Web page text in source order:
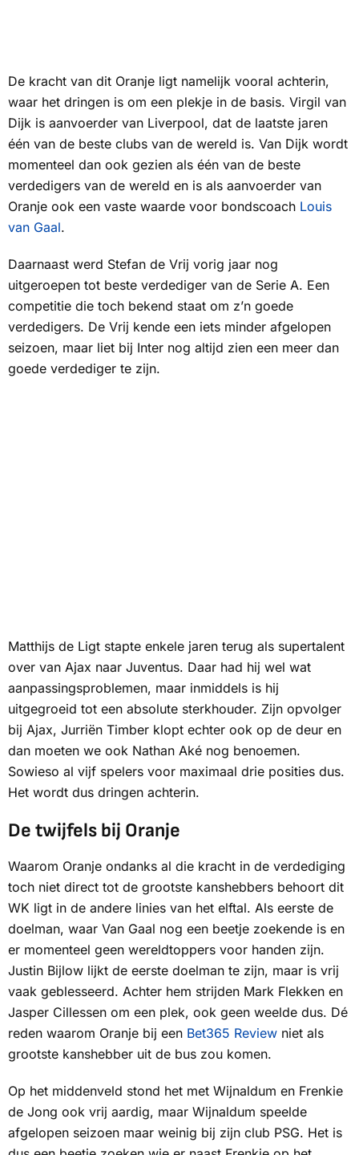
De kracht van dit Oranje ligt namelijk vooral achterin,
waar het dringen is om een plekje in de basis. Virgil van
Dijk is aanvoerder van Liverpool, dat de laatste jaren
één van de beste clubs van de wereld is. Van Dijk wordt
momenteel dan ook gezien als één van de beste
verdedigers van de wereld en is als aanvoerder van
Oranje ook een vaste waarde voor bondscoach Louis
van Gaal.
Daarnaast werd Stefan de Vrij vorig jaar nog
uitgeroepen tot beste verdediger van de Serie A. Een
competitie die toch bekend staat om z’n goede
verdedigers. De Vrij kende een iets minder afgelopen
seizoen, maar liet bij Inter nog altijd zien een meer dan
goede verdediger te zijn.
Matthijs de Ligt stapte enkele jaren terug als supertalent
over van Ajax naar Juventus. Daar had hij wel wat
aanpassingsproblemen, maar inmiddels is hij
uitgegroeid tot een absolute sterkhouder. Zijn opvolger
bij Ajax, Jurriën Timber klopt echter ook op de deur en
dan moeten we ook Nathan Aké nog benoemen.
Sowieso al vijf spelers voor maximaal drie posities dus.
Het wordt dus dringen achterin.
De twijfels bij Oranje
Waarom Oranje ondanks al die kracht in de verdediging
toch niet direct tot de grootste kanshebbers behoort dit
WK ligt in de andere linies van het elftal. Als eerste de
doelman, waar Van Gaal nog een beetje zoekende is en
er momenteel geen wereldtoppers voor handen zijn.
Justin Bijlow lijkt de eerste doelman te zijn, maar is vrij
vaak geblesseerd. Achter hem strijden Mark Flekken en
Jasper Cillessen om een plek, ook geen weelde dus. Dé
reden waarom Oranje bij een Bet365 Review niet als
grootste kanshebber uit de bus zou komen.
Op het middenveld stond het met Wijnaldum en Frenkie
de Jong ook vrij aardig, maar Wijnaldum speelde
afgelopen seizoen maar weinig bij zijn club PSG. Het is